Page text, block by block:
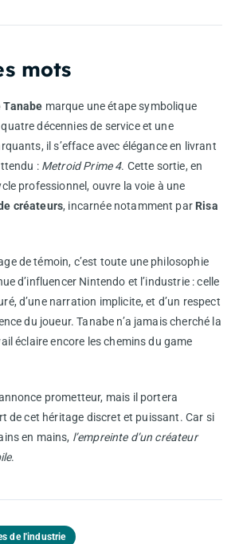
mots
Tanabe marque une étape symbolique
décennies de service et une
il s’efface avec élégance en livrant
: Metroid Prime 4. Cette sortie, en
professionnel, ouvre la voie à une
créateurs, incarnée notamment par Risa
de témoin, c’est toute une philosophie
d’influencer Nintendo et l’industrie : celle
d’une narration implicite, et d’un respect
du joueur. Tanabe n’a jamais cherché la
éclaire encore les chemins du game
prometteur, mais il portera
de cet héritage discret et puissant. Car si
en mains, l’empreinte d’un créateur
.
de l'industrie